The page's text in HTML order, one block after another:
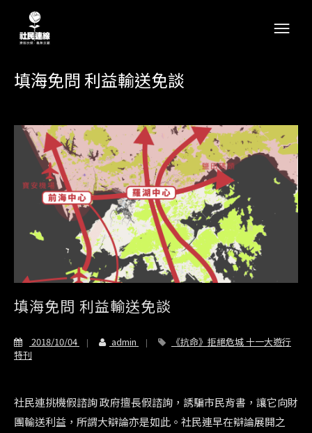
填海免問 利益輸送免談
填海免問 利益輸送免談
2018/10/04 admin
《抗命》拒絕危城 十一大遊行
特刊
社民連挑機假諮詢 政府擅長假諮詢，誘騙市民背書，讓它向財
團輸送利益，所謂大辯論亦是如此。社民連早在辯論展開之